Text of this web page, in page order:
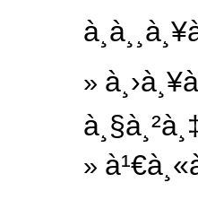
»
»